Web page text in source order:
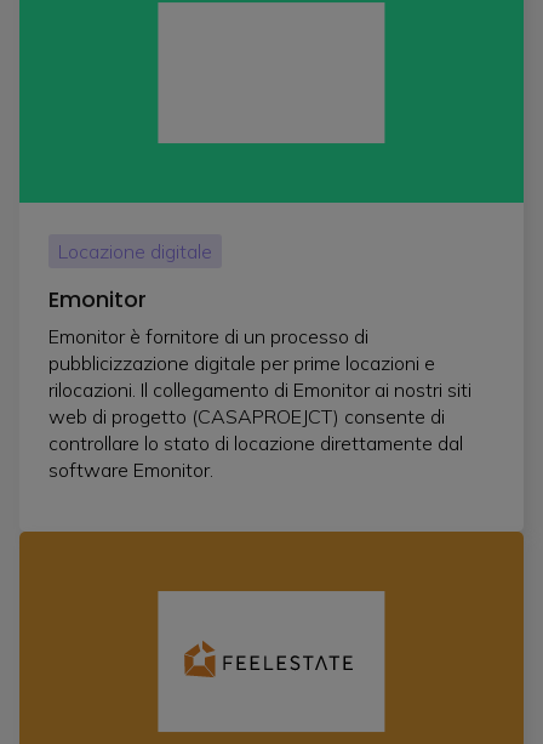
Locazione digitale
Emonitor
Emonitor è fornitore di un processo di
pubblicizzazione digitale per prime locazioni e
rilocazioni. Il collegamento di Emonitor ai nostri siti
web di progetto (CASAPROEJCT) consente di
controllare lo stato di locazione direttamente dal
software Emonitor.